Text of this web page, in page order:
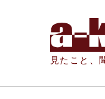
見たこと、